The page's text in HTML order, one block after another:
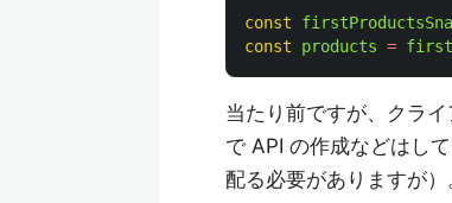
const
const
products =
当たり前ですが、クラ
で API の作成などはし
配る必要がありますが）